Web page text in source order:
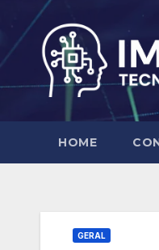
content
HOME
GERAL